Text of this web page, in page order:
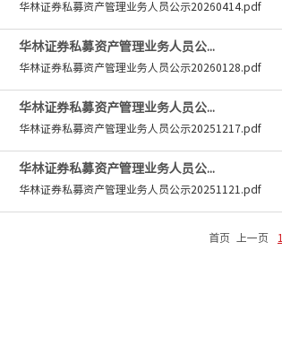
华林证券私募资产管理业务人员公示20260414.pdf
华林证券私募资产管理业务人员公...
华林证券私募资产管理业务人员公示20260128.pdf
华林证券私募资产管理业务人员公...
华林证券私募资产管理业务人员公示20251217.pdf
华林证券私募资产管理业务人员公...
华林证券私募资产管理业务人员公示20251121.pdf
首页 上一页 1